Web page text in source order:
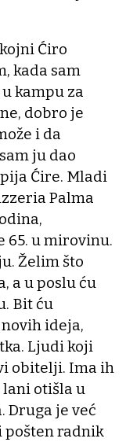
Ćiro
kada sam
kampu za
dobro je
i da
ju dao
Ćire. Mladi
Palma
65. u mirovinu.
Želim što
a u poslu ću
Bit ću
ideja,
Ljudi koji
obitelji. Ima ih
lani otišla u
Druga je već
pošten radnik